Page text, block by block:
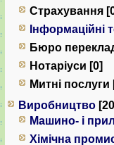
Страхування
Інформаційні
Бюро
Нотаріуси [0]
Митні послуги
Виробництво
Машино- і
Хімічна